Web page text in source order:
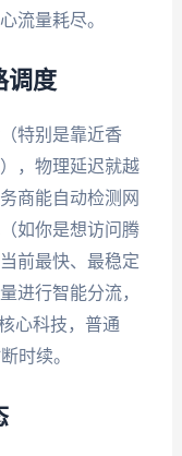
流量耗尽。
调度
特别是靠近香
，物理延迟就越
商能自动检测网
如你是想访问腾
前最快、最稳定
进行智能分流，
心科技，普通
时续。